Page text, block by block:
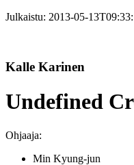
Julkaistu: 2013-05-
Kalle Karinen
Undefined
Ohjaaja:
Min Kyung-jun